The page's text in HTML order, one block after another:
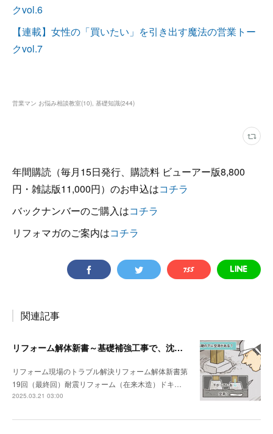
クvol.6
【連載】女性の「買いたい」を引き出す魔法の営業トー
クvol.7
営業マン お悩み相談教室(10) 基礎知識(244)
年間購読（毎月15日発行、購読料 ビューアー版8,800
円・雑誌版11,000円）のお申込はコチラ
バックナンバーのご購入はコチラ
リフォマガのご案内はコチラ
関連記事
リフォーム解体新書～基礎補強工事で、沈んでいる独立基礎を発見
リフォーム現場のトラブル解決リフォーム解体新書第
19回（最終回）耐震リフォーム（在来木造）ドキ…
2025.03.21 03:00